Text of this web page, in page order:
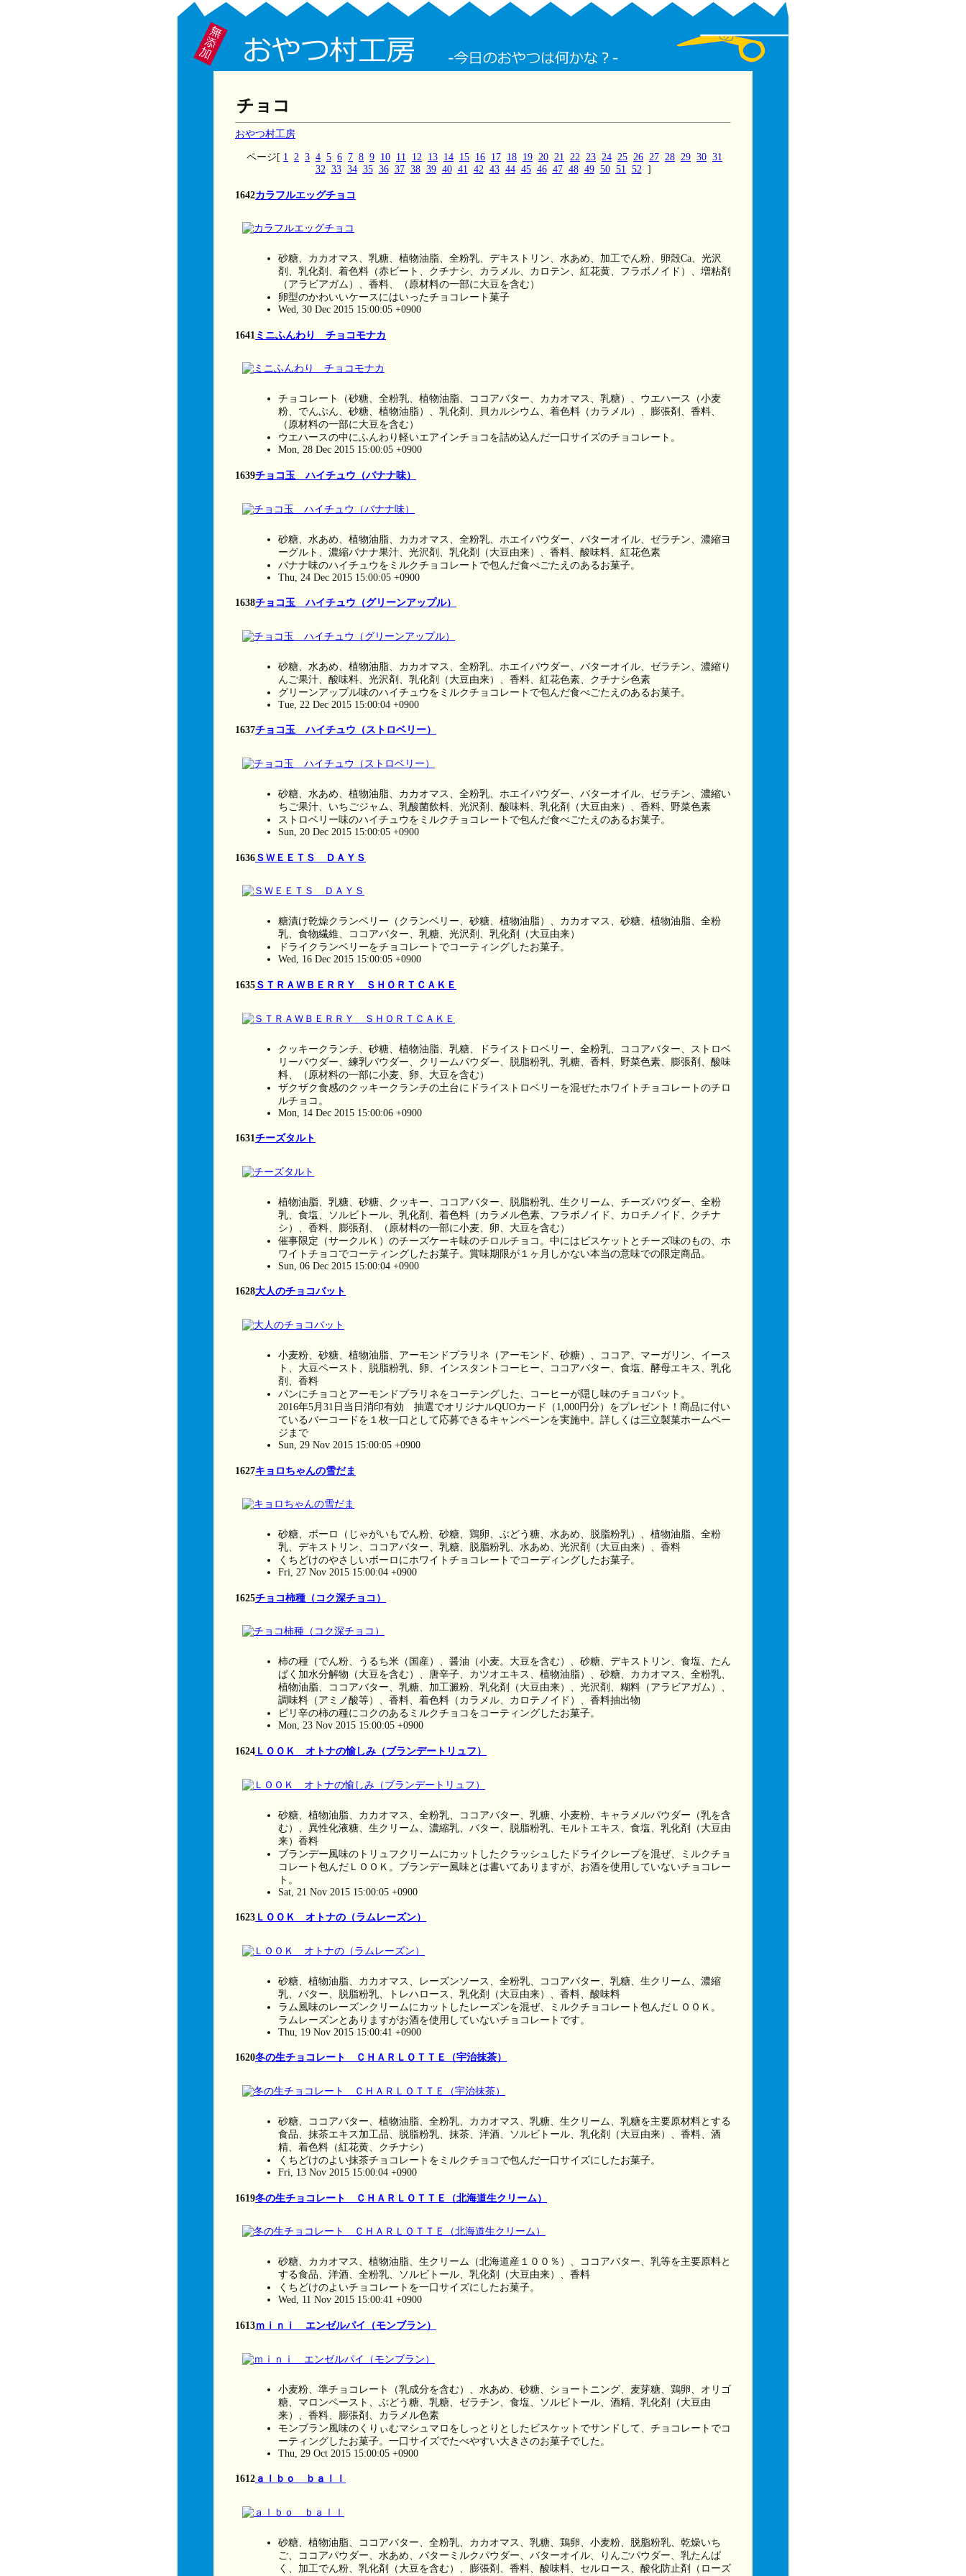
チョコ
おやつ村工房
ページ[ 1 2 3 4 5 6 7 8 9 10 11 12 13 14 15 16 17 18 19 20 21 22 23 24 25 26 27 28 29 30 31
32 33 34 35 36 37 38 39 40 41 42 43 44 45 46 47 48 49 50 51 52]
1642カラフルエッグチョコ
砂糖、カカオマス、乳糖、植物油脂、全粉乳、デキストリン、水あめ、加工でん粉、卵殻Ca、光沢
剤、乳化剤、着色料（赤ビート、クチナシ、カラメル、カロテン、紅花黄、フラボノイド）、増粘剤
（アラビアガム）、香料、（原材料の一部に大豆を含む）
卵型のかわいいケースにはいったチョコレート菓子
Wed, 30 Dec 2015 15:00:05 +0900
1641 ミニふんわり チョコモナカ
チョコレート（砂糖、全粉乳、植物油脂、ココアバター、カカオマス、乳糖）、ウエハース（小麦
粉、でんぷん、砂糖、植物油脂）、乳化剤、貝カルシウム、着色料（カラメル）、膨張剤、香料、
（原材料の一部に大豆を含む）
ウエハースの中にふんわり軽いエアインチョコを詰め込んだ一口サイズのチョコレート。
Mon, 28 Dec 2015 15:00:05 +0900
1639チョコ玉 ハイチュウ（バナナ味）
砂糖、水あめ、植物油脂、カカオマス、全粉乳、ホエイパウダー、バターオイル、ゼラチン、濃縮ヨ
ーグルト、濃縮バナナ果汁、光沢剤、乳化剤（大豆由来）、香料、酸味料、紅花色素
バナナ味のハイチュウをミルクチョコレートで包んだ食べごたえのあるお菓子。
Thu, 24 Dec 2015 15:00:05 +0900
1638チョコ玉 ハイチュウ（グリーンアップル）
砂糖、水あめ、植物油脂、カカオマス、全粉乳、ホエイパウダー、バターオイル、ゼラチン、濃縮り
んご果汁、酸味料、光沢剤、乳化剤（大豆由来）、香料、紅花色素、クチナシ色素
グリーンアップル味のハイチュウをミルクチョコレートで包んだ食べごたえのあるお菓子。
Tue, 22 Dec 2015 15:00:04 +0900
1637チョコ玉 ハイチュウ（ストロベリー）
砂糖、水あめ、植物油脂、カカオマス、全粉乳、ホエイパウダー、バターオイル、ゼラチン、濃縮い
ちご果汁、いちごジャム、乳酸菌飲料、光沢剤、酸味料、乳化剤（大豆由来）、香料、野菜色素
ストロベリー味のハイチュウをミルクチョコレートで包んだ食べごたえのあるお菓子。
Sun, 20 Dec 2015 15:00:05 +0900
1636 ＳＷＥＥＴＳ ＤＡＹＳ
糖漬け乾燥クランベリー（クランベリー、砂糖、植物油脂）、カカオマス、砂糖、植物油脂、全粉
乳、食物繊維、ココアバター、乳糖、光沢剤、乳化剤（大豆由来）
ドライクランベリーをチョコレートでコーティングしたお菓子。
Wed, 16 Dec 2015 15:00:05 +0900
1635 ＳＴＲＡＷＢＥＲＲＹ ＳＨＯＲＴＣＡＫＥ
クッキークランチ、砂糖、植物油脂、乳糖、ドライストロベリー、全粉乳、ココアバター、ストロベ
リーパウダー、練乳パウダー、クリームパウダー、脱脂粉乳、乳糖、香料、野菜色素、膨張剤、酸味
料、（原材料の一部に小麦、卵、大豆を含む）
ザクザク食感のクッキークランチの土台にドライストロベリーを混ぜたホワイトチョコレートのチロ
ルチョコ。
Mon, 14 Dec 2015 15:00:06 +0900
1631チーズタルト
植物油脂、乳糖、砂糖、クッキー、ココアバター、脱脂粉乳、生クリーム、チーズパウダー、全粉
乳、食塩、ソルビトール、乳化剤、着色料（カラメル色素、フラボノイド、カロチノイド、クチナ
シ）、香料、膨張剤、（原材料の一部に小麦、卵、大豆を含む）
催事限定（サークルＫ）のチーズケーキ味のチロルチョコ。中にはビスケットとチーズ味のもの、ホ
ワイトチョコでコーティングしたお菓子。賞味期限が１ヶ月しかない本当の意味での限定商品。
Sun, 06 Dec 2015 15:00:04 +0900
1628大人のチョコバット
小麦粉、砂糖、植物油脂、アーモンドプラリネ（アーモンド、砂糖）、ココア、マーガリン、イース
ト、大豆ペースト、脱脂粉乳、卵、インスタントコーヒー、ココアバター、食塩、酵母エキス、乳化
剤、香料
パンにチョコとアーモンドプラリネをコーテングした、コーヒーが隠し味のチョコバット。
2016年5月31日当日消印有効 抽選でオリジナルQUOカード（1,000円分）をプレゼント！商品に付い
ているバーコードを１枚一口として応募できるキャンペーンを実施中。詳しくは三立製菓ホームペー
ジまで
Sun, 29 Nov 2015 15:00:05 +0900
1627キョロちゃんの雪だま
砂糖、ボーロ（じゃがいもでん粉、砂糖、鶏卵、ぶどう糖、水あめ、脱脂粉乳）、植物油脂、全粉
乳、デキストリン、ココアバター、乳糖、脱脂粉乳、水あめ、光沢剤（大豆由来）、香料
くちどけのやさしいボーロにホワイトチョコレートでコーディングしたお菓子。
Fri, 27 Nov 2015 15:00:04 +0900
1625チョコ柿種（コク深チョコ）
柿の種（でん粉、うるち米（国産）、醤油（小麦。大豆を含む）、砂糖、デキストリン、食塩、たん
ぱく加水分解物（大豆を含む）、唐辛子、カツオエキス、植物油脂）、砂糖、カカオマス、全粉乳、
植物油脂、ココアバター、乳糖、加工澱粉、乳化剤（大豆由来）、光沢剤、糊料（アラビアガム）、
調味料（アミノ酸等）、香料、着色料（カラメル、カロテノイド）、香料抽出物
ピリ辛の柿の種にコクのあるミルクチョコをコーティングしたお菓子。
Mon, 23 Nov 2015 15:00:05 +0900
1624 ＬＯＯＫ オトナの愉しみ（ブランデートリュフ）
砂糖、植物油脂、カカオマス、全粉乳、ココアバター、乳糖、小麦粉、キャラメルパウダー（乳を含
む）、異性化液糖、生クリーム、濃縮乳、バター、脱脂粉乳、モルトエキス、食塩、乳化剤（大豆由
来）香料
ブランデー風味のトリュフクリームにカットしたクラッシュしたドライクレープを混ぜ、ミルクチョ
コレート包んだＬＯＯＫ。ブランデー風味とは書いてありますが、お酒を使用していないチョコレー
ト。
Sat, 21 Nov 2015 15:00:05 +0900
1623 ＬＯＯＫ オトナの（ラムレーズン）
砂糖、植物油脂、カカオマス、レーズンソース、全粉乳、ココアバター、乳糖、生クリーム、濃縮
乳、バター、脱脂粉乳、トレハロース、乳化剤（大豆由来）、香料、酸味料
ラム風味のレーズンクリームにカットしたレーズンを混ぜ、ミルクチョコレート包んだＬＯＯＫ。
ラムレーズンとありますがお酒を使用していないチョコレートです。
Thu, 19 Nov 2015 15:00:41 +0900
1620冬の生チョコレート ＣＨＡＲＬＯＴＴＥ（宇治抹茶）
砂糖、ココアバター、植物油脂、全粉乳、カカオマス、乳糖、生クリーム、乳糖を主要原材料とする
食品、抹茶エキス加工品、脱脂粉乳、抹茶、洋酒、ソルビトール、乳化剤（大豆由来）、香料、酒
精、着色料（紅花黄、クチナシ）
くちどけのよい抹茶チョコレートをミルクチョコで包んだ一口サイズにしたお菓子。
Fri, 13 Nov 2015 15:00:04 +0900
1619冬の生チョコレート ＣＨＡＲＬＯＴＴＥ（北海道生クリーム）
砂糖、カカオマス、植物油脂、生クリーム（北海道産１００％）、ココアバター、乳等を主要原料と
する食品、洋酒、全粉乳、ソルビトール、乳化剤（大豆由来）、香料
くちどけのよいチョコレートを一口サイズにしたお菓子。
Wed, 11 Nov 2015 15:00:41 +0900
1613ｍｉｎｉ エンゼルパイ（モンブラン）
小麦粉、準チョコレート（乳成分を含む）、水あめ、砂糖、ショートニング、麦芽糖、鶏卵、オリゴ
糖、マロンペースト、ぶどう糖、乳糖、ゼラチン、食塩、ソルビトール、酒精、乳化剤（大豆由
来）、香料、膨張剤、カラメル色素
モンブラン風味のくりぃむマシュマロをしっとりとしたビスケットでサンドして、チョコレートでコ
ーティングしたお菓子。一口サイズでたべやすい大きさのお菓子でした。
Thu, 29 Oct 2015 15:00:05 +0900
1612 ａｌｂｏ ｂａｌｌ
砂糖、植物油脂、ココアバター、全粉乳、カカオマス、乳糖、鶏卵、小麦粉、脱脂粉乳、乾燥いち
ご、ココアパウダー、水あめ、バターミルクパウダー、バターオイル、りんごパウダー、乳たんぱ
く、加工でん粉、乳化剤（大豆を含む）、膨張剤、香料、酸味料、セルロース、酸化防止剤（ローズ